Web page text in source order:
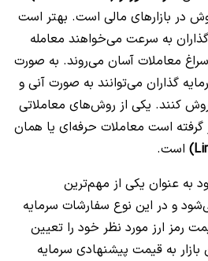
در بازارهای مالی است. بهتر است
به سرعت می‌خواهند معامله
معاملات آسان می‌روند. به صورت
گذاران می‌توانند به صورت آنی و
کنند. یکی از روش‌های معاملاتی
است معاملات حرفه‌ای یا همان
است.
عنوان یکی از مهم‌ترین
و در این نوع سفارشات سرمایه
رمز ارز مورد نظر خود را تعیین
به قیمت پیشنهادی سرمایه